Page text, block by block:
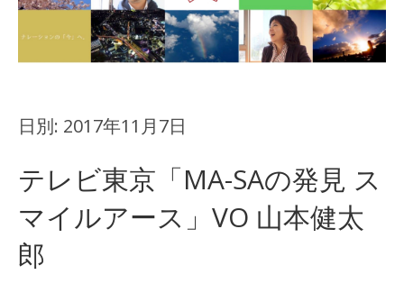
日別: 2017年11月7日
テレビ東京「MA-SAの発見 ス
マイルアース」VO 山本健太
郎